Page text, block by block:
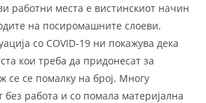
работни места е вистинскиот начин
на посиромашните слоеви.
со COVID-19 ни покажува дека
кои треба да придонесат за
се се помалку на број. Многу
без работа и со помала материјална